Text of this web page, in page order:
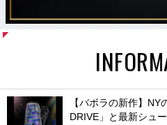
【バボラの新作】
DRIVE」と最新シュ